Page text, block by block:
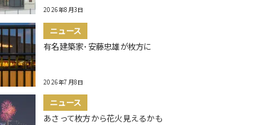
2026年8月3日
ニュース
有名建築家･安藤忠雄が枚方に
2026年7月8日
ニュース
あさって枚方から花火見えるかも